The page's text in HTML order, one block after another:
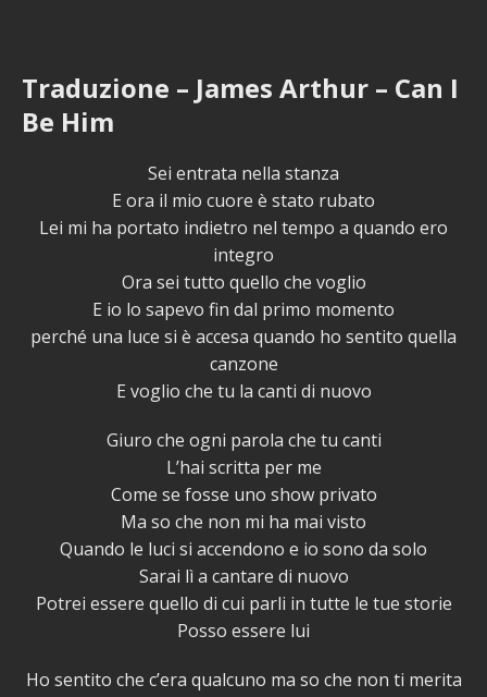
Traduzione – James Arthur – Can I
Be Him
Sei entrata nella stanza
E ora il mio cuore è stato rubato
Lei mi ha portato indietro nel tempo a quando ero
integro
Ora sei tutto quello che voglio
E io lo sapevo fin dal primo momento
perché una luce si è accesa quando ho sentito quella
canzone
E voglio che tu la canti di nuovo
Giuro che ogni parola che tu canti
L’hai scritta per me
Come se fosse uno show privato
Ma so che non mi ha mai visto
Quando le luci si accendono e io sono da solo
Sarai lì a cantare di nuovo
Potrei essere quello di cui parli in tutte le tue storie
Posso essere lui
Ho sentito che c’era qualcuno ma so che non ti merita